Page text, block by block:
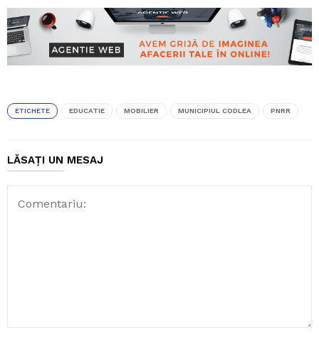
ETICHETE EDUCATIE MOBILIER MUNICIPIUL CODLEA PNRR
LĂSAȚI UN MESAJ